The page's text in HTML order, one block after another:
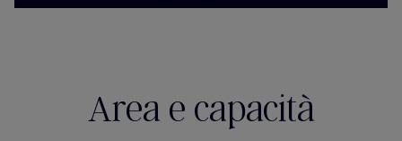
Area e capacità